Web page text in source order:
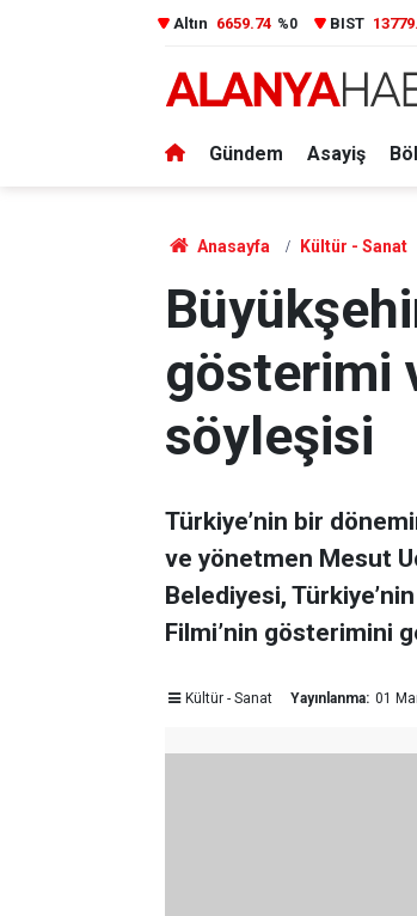
Altın 6659.74 %0 BIST
Gündem Asayiş
Anasayfa Kültür - Sanat
gösterimi
söyleşisi
Türkiye’nin bir
ve yönetmen Mesut
Belediyesi,
Filmi’nin gösterimini
Kültür - Sanat Yayınlanma: 01